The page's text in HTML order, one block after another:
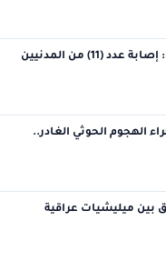
قيادة القوات المشتركة للتحالف: إصابة عدد (11) من المدنيين
الهجوم الحوثي الغادر..
ميليشيات عراقية